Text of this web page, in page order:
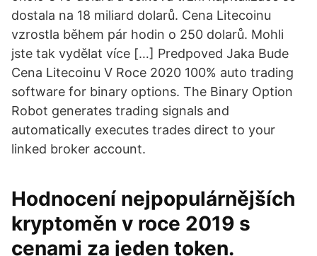
dostala na 18 miliard dolarů. Cena Litecoinu
vzrostla během pár hodin o 250 dolarů. Mohli
jste tak vydělat více […] Predpoved Jaka Bude
Cena Litecoinu V Roce 2020 100% auto trading
software for binary options. The Binary Option
Robot generates trading signals and
automatically executes trades direct to your
linked broker account.
Hodnocení nejpopulárnějších
kryptoměn v roce 2019 s
cenami za jeden token.